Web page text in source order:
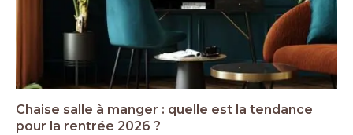
Chaise salle à manger : quelle est la tendance
pour la rentrée 2026 ?